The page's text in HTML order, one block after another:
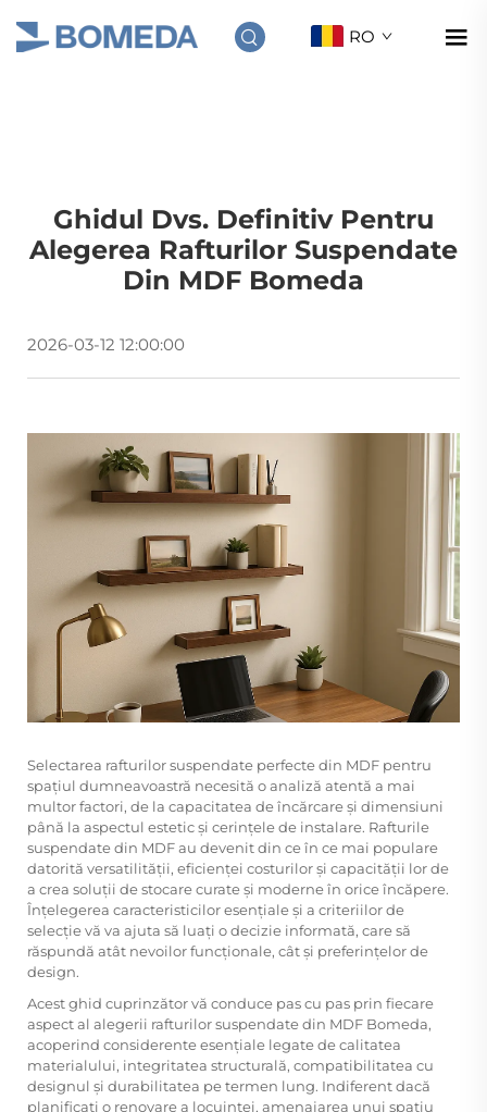
RO
Ghidul Dvs. Definitiv Pentru
Alegerea Rafturilor Suspendate
Din MDF Bomeda
2026-03-12 12:00:00
Selectarea rafturilor suspendate perfecte din MDF pentru
spațiul dumneavoastră necesită o analiză atentă a mai
multor factori, de la capacitatea de încărcare și dimensiuni
până la aspectul estetic și cerințele de instalare. Rafturile
suspendate din MDF au devenit din ce în ce mai populare
datorită versatilității, eficienței costurilor și capacității lor de
a crea soluții de stocare curate și moderne în orice încăpere.
Înțelegerea caracteristicilor esențiale și a criteriilor de
selecție vă va ajuta să luați o decizie informată, care să
răspundă atât nevoilor funcționale, cât și preferințelor de
design.
Acest ghid cuprinzător vă conduce pas cu pas prin fiecare
aspect al alegerii rafturilor suspendate din MDF Bomeda,
acoperind considerente esențiale legate de calitatea
materialului, integritatea structurală, compatibilitatea cu
designul și durabilitatea pe termen lung. Indiferent dacă
planificați o renovare a locuinței, amenajarea unui spațiu